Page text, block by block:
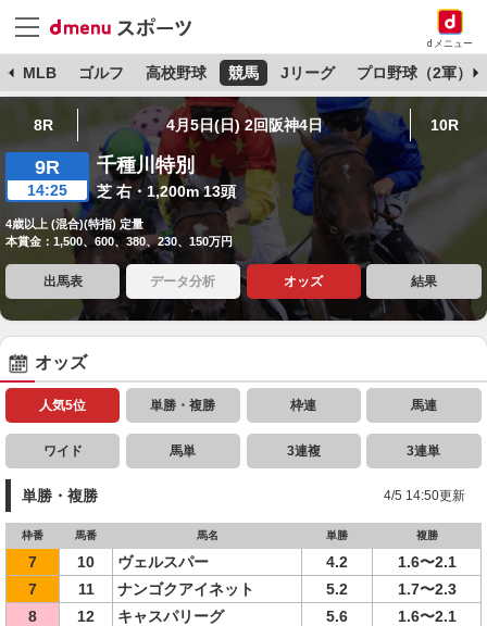
dメニュー
MLB ゴルフ 高校野球 競馬 Jリーグ プロ野球（2軍）
8R 4月5日(日) 2回阪神4日 10R
9R
14:25
千種川特別
芝 右・1,200m 13頭
4歳以上 (混合)(特指) 定量
本賞金：1,500、600、380、230、150万円
出馬表 データ分析 オッズ 結果
オッズ
人気5位 単勝・複勝 枠連 馬連
ワイド 馬単 3連複 3連単
単勝・複勝 4/5 14:50更新
枠番 馬番 馬名 単勝 複勝
7 10 ヴェルスパー 4.2
1.6〜2.1
7
11 ナンゴクアイネット 5.2
1.7〜2.3
8
12 キャスパリーグ 5.6
1.6〜2.1